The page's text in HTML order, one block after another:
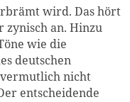
wird. Das hört
zynisch an. Hinzu
wie die
deutschen
vermutlich nicht
entscheidende